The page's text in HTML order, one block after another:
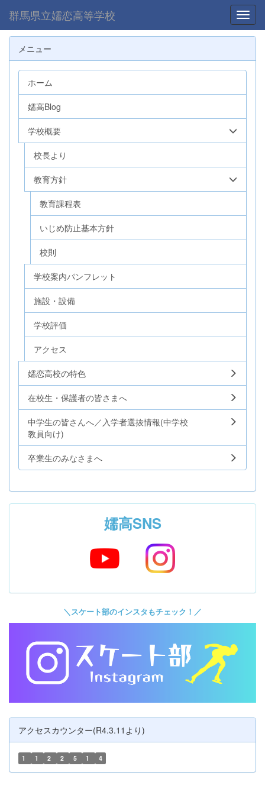
群馬県立嬬恋高等学校
メニュー
ホーム
嬬高Blog
学校概要
校長より
教育方針
教育課程表
いじめ防止基本方針
校則
学校案内パンフレット
施設・設備
学校評価
アクセス
嬬恋高校の特色
在校生・保護者の皆さまへ
中学生の皆さんへ／入学者選抜情報(中学校
教員向け)
卒業生のみなさまへ
嬬高SNS
＼スケート部のインスタもチェック！／
アクセスカウンター(R4.3.11より)
1 1 2 2 5 1 4